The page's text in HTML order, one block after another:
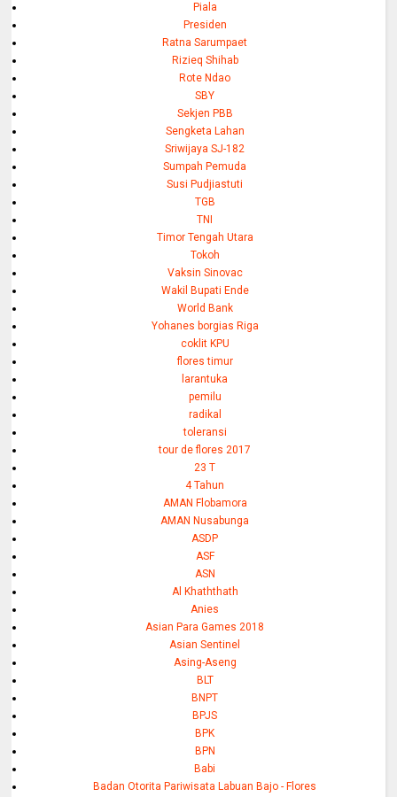
Piala
Presiden
Ratna Sarumpaet
Rizieq Shihab
Rote Ndao
SBY
Sekjen PBB
Sengketa Lahan
Sriwijaya SJ-182
Sumpah Pemuda
Susi Pudjiastuti
TGB
TNI
Timor Tengah Utara
Tokoh
Vaksin Sinovac
Wakil Bupati Ende
World Bank
Yohanes borgias Riga
coklit KPU
flores timur
larantuka
pemilu
radikal
toleransi
tour de flores 2017
23 T
4 Tahun
AMAN Flobamora
AMAN Nusabunga
ASDP
ASF
ASN
Al Khaththath
Anies
Asian Para Games 2018
Asian Sentinel
Asing-Aseng
BLT
BNPT
BPJS
BPK
BPN
Babi
Badan Otorita Pariwisata Labuan Bajo - Flores